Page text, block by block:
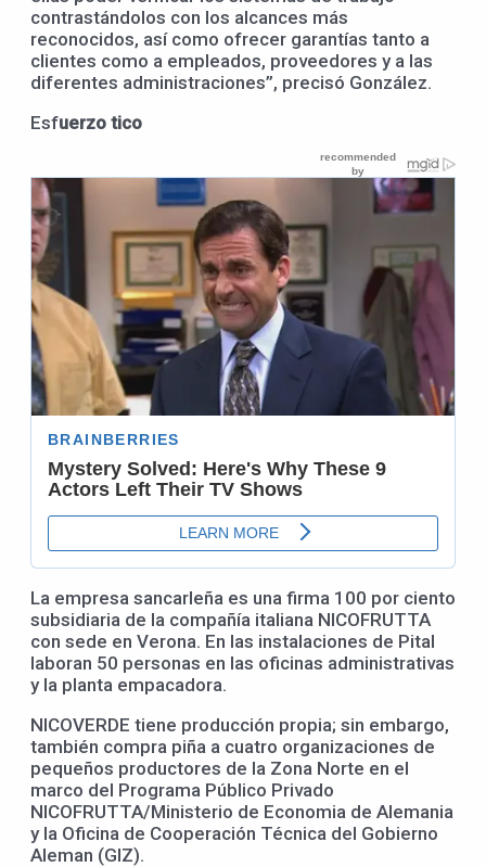
contrastándolos con los alcances más
reconocidos, así como ofrecer garantías tanto a
clientes como a empleados, proveedores y a las
diferentes administraciones”, precisó González.
Esfuerzo tico
La empresa sancarleña es una firma 100 por ciento
subsidiaria de la compañía italiana NICOFRUTTA
con sede en Verona. En las instalaciones de Pital
laboran 50 personas en las oficinas administrativas
y la planta empacadora.
NICOVERDE tiene producción propia; sin embargo,
también compra piña a cuatro organizaciones de
pequeños productores de la Zona Norte en el
marco del Programa Público Privado
NICOFRUTTA/Ministerio de Economia de Alemania
y la Oficina de Cooperación Técnica del Gobierno
Aleman (GIZ).